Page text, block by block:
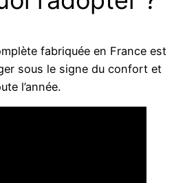
fabriquée en France est
sous le signe du confort et
l’année.